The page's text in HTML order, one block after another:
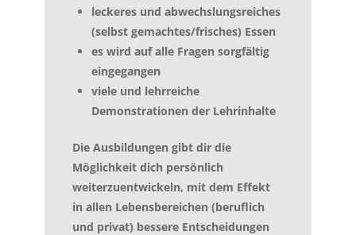
leckeres und abwechslungsreiches
(selbst gemachtes/frisches) Essen
es wird auf alle Fragen sorgfältig
eingegangen
viele und lehrreiche
Demonstrationen der Lehrinhalte
Die Ausbildungen gibt dir die
Möglichkeit dich persönlich
weiterzuentwickeln, mit dem Effekt
in allen Lebensbereichen (beruflich
und privat) bessere Entscheidungen